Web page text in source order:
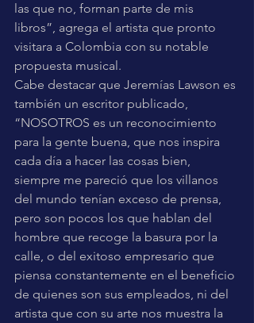
las que no, forman parte de mis
libros”, agrega el artista que pronto
visitara a Colombia con su notable
propuesta musical.
Cabe destacar que Jeremías Lawson es
también un escritor publicado,
“NOSOTROS es un reconocimiento
para la gente buena, que nos inspira
cada día a hacer las cosas bien,
siempre me pareció que los villanos
del mundo tenían exceso de prensa,
pero son pocos los que hablan del
hombre que recoge la basura por la
calle, o del exitoso empresario que
piensa constantemente en el beneficio
de quienes son sus empleados, ni del
artista que con su arte nos muestra la